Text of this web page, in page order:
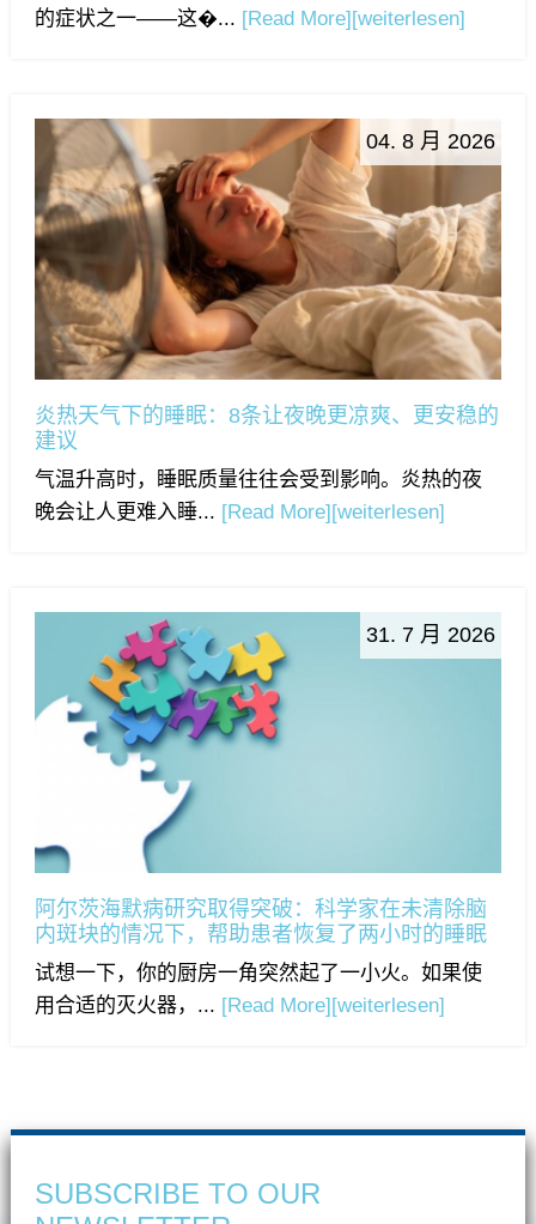
的症状之一——这�... [Read More] [weiterlesen]
04. 8 月 2026
炎热天气下的睡眠：8条让夜晚更凉爽、更安稳的
建议
气温升高时，睡眠质量往往会受到影响。炎热的夜
晚会让人更难入睡... [Read More] [weiterlesen]
31. 7 月 2026
阿尔茨海默病研究取得突破：科学家在未清除脑
内斑块的情况下，帮助患者恢复了两小时的睡眠
试想一下，你的厨房一角突然起了一小火。如果使
用合适的灭火器，... [Read More][weiterlesen]
SUBSCRIBE TO OUR